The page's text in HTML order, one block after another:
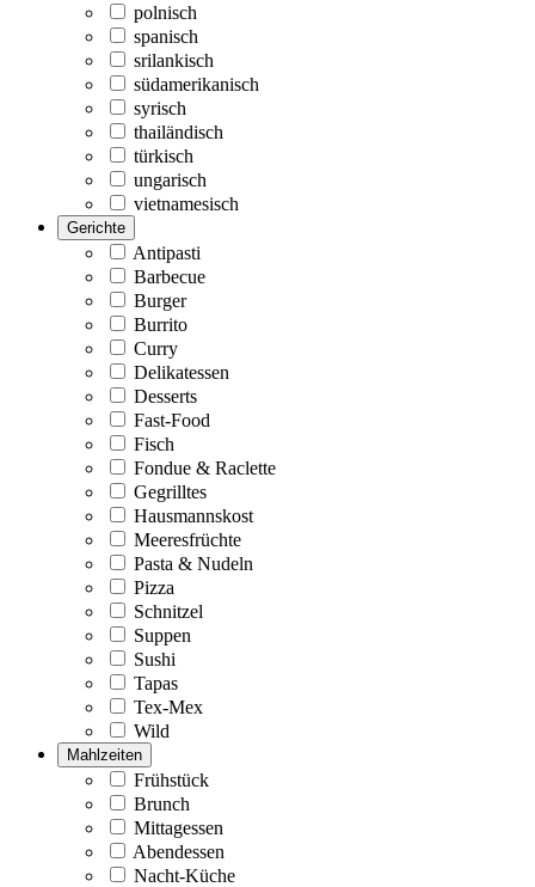
polnisch
spanisch
srilankisch
südamerikanisch
syrisch
thailändisch
türkisch
ungarisch
vietnamesisch
Gerichte
Antipasti
Barbecue
Burger
Burrito
Curry
Delikatessen
Desserts
Fast-Food
Fisch
Fondue & Raclette
Gegrilltes
Hausmannskost
Meeresfrüchte
Pasta & Nudeln
Pizza
Schnitzel
Suppen
Sushi
Tapas
Tex-Mex
Wild
Mahlzeiten
Frühstück
Brunch
Mittagessen
Abendessen
Nacht-Küche